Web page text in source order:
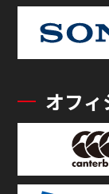
オフィ